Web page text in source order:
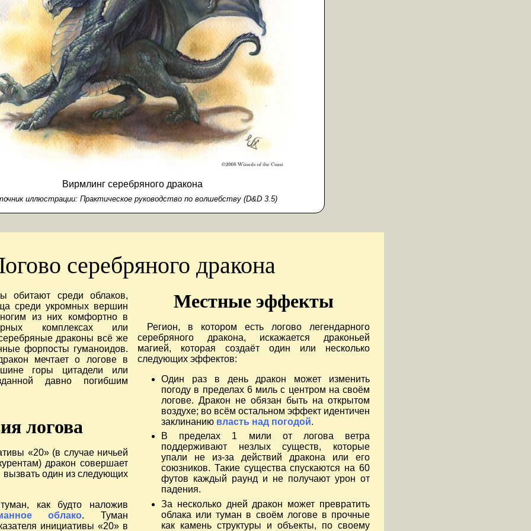
Вирмлинг серебряного дракона
иллюстрации:Практическое руководство по волшебству (D&D 3.5)
серебряного дракона
обитают среди облаков,
среди укромных вершин
из них комфортно в
комплексах или
драконы всё же
форпосты гуманоидов.
мечтает о логове в
горы цитадели или
давно погибшим
логова
«20» (в случае ничьей
дракон совершает
вызвать один из следующих
как будто наложив
облако. Туман
инициативы «20» в
Местные эффекты
Регион, в котором есть логово легендарного
серебряного дракона, искажается драконьей
магией, которая создаёт один или несколько
следующих эффектов:
Один раз в день дракон может изменить
погоду в пределах 6 миль с центром на своём
логове. Дракон не обязан быть на открытом
воздухе; во всём остальном эффект идентичен
заклинанию власть над погодой.
В пределах 1 мили от логова ветра
поддерживают незлых существ, которые
упали не из-за действий дракона или его
союзников. Такие существа спускаются на 60
футов каждый раунд и не получают урон от
падения.
За несколько дней дракон может превратить
облака или туман в своём логове в прочные
как камень структуры и объекты, по своему